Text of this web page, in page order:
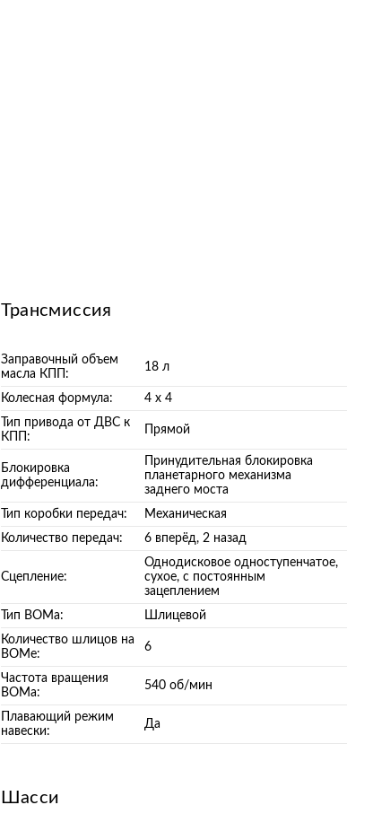
Трансмиссия
Заправочный объем
масла КПП:
18 л
Колесная формула:
4 х 4
Тип привода от ДВС к
КПП:
Прямой
Блокировка
дифференциала:
Принудительная блокировка
планетарного механизма
заднего моста
Тип коробки передач:
Механическая
Количество передач:
6 вперёд, 2 назад
Сцепление:
Однодисковое одноступенчатое,
сухое, с постоянным
зацеплением
Тип ВОМа:
Шлицевой
Количество шлицов на
ВОМе:
6
Частота вращения
ВОМа:
540 об/мин
Плавающий режим
навески:
Да
Шасси